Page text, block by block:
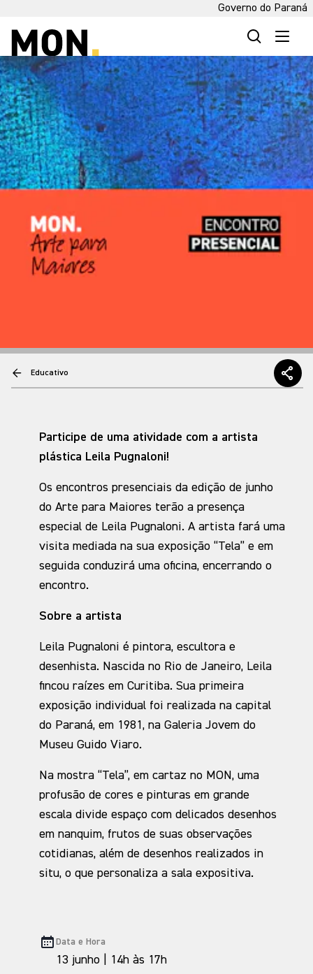
Governo do Paraná
Educativo
Participe de uma atividade com a artista
plástica Leila Pugnaloni!
Os encontros presenciais da edição de junho
do Arte para Maiores terão a presença
especial de Leila Pugnaloni. A artista fará uma
visita mediada na sua exposição “Tela” e em
seguida conduzirá uma oficina, encerrando o
encontro.
Sobre a artista
Leila Pugnaloni é pintora, escultora e
desenhista. Nascida no Rio de Janeiro, Leila
fincou raízes em Curitiba. Sua primeira
exposição individual foi realizada na capital
do Paraná, em 1981, na Galeria Jovem do
Museu Guido Viaro.
Na mostra “Tela”, em cartaz no MON, uma
profusão de cores e pinturas em grande
escala divide espaço com delicados desenhos
em nanquim, frutos de suas observações
cotidianas, além de desenhos realizados in
situ, o que personaliza a sala expositiva.
Data e Hora
13 junho | 14h às 17h